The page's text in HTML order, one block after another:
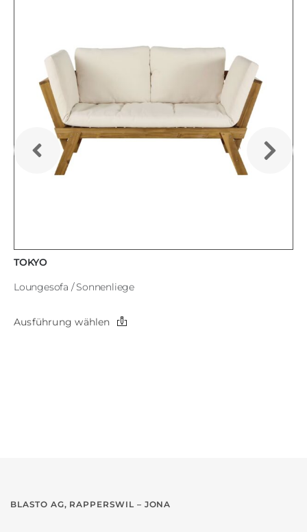
TOKYO
Loungesofa / Sonnenliege
Ausführung wählen
Dieses
BLASTO AG, RAPPERSWIL – JONA